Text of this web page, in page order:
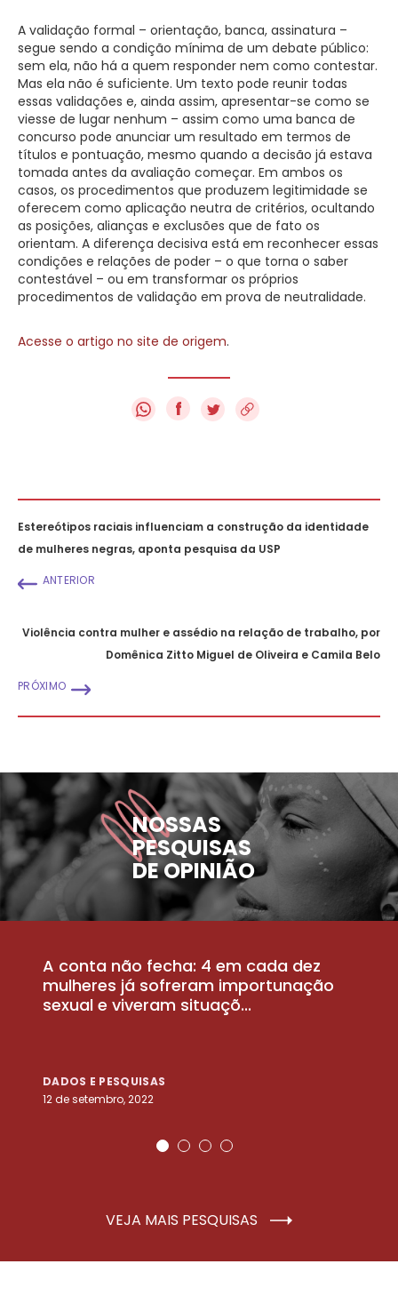
A validação formal – orientação, banca, assinatura –
segue sendo a condição mínima de um debate público:
sem ela, não há a quem responder nem como contestar.
Mas ela não é suficiente. Um texto pode reunir todas
essas validações e, ainda assim, apresentar-se como se
viesse de lugar nenhum – assim como uma banca de
concurso pode anunciar um resultado em termos de
títulos e pontuação, mesmo quando a decisão já estava
tomada antes da avaliação começar. Em ambos os
casos, os procedimentos que produzem legitimidade se
oferecem como aplicação neutra de critérios, ocultando
as posições, alianças e exclusões que de fato os
orientam. A diferença decisiva está em reconhecer essas
condições e relações de poder – o que torna o saber
contestável – ou em transformar os próprios
procedimentos de validação em prova de neutralidade.
Acesse o artigo no site de origem.
f
Estereótipos raciais influenciam a construção da identidade
de mulheres negras, aponta pesquisa da USP
ANTERIOR
Violência contra mulher e assédio na relação de trabalho, por
Domênica Zitto Miguel de Oliveira e Camila Belo
PRÓXIMO
NOSSAS
PESQUISAS
DE OPINIÃO
A conta não fecha: 4 em cada dez
mulheres já sofreram importunação
sexual e viveram situaçõ...
DADOS E PESQUISAS
12 de setembro, 2022
VEJA MAIS PESQUISAS